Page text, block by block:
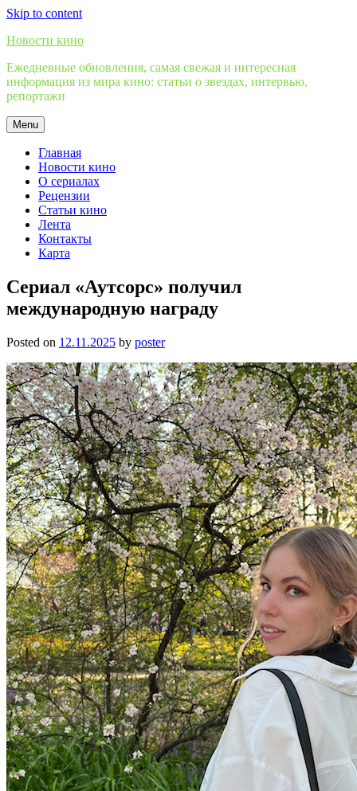
Skip to content
Новости кино
Ежедневные обновления, самая свежая и интересная
информация из мира кино: статьи о звездах, интервью,
репортажи
Menu
Главная
Новости кино
О сериалах
Рецензии
Статьи кино
Лента
Контакты
Карта
Сериал «Аутсорс» получил
международную награду
Posted on 12.11.2025 by poster